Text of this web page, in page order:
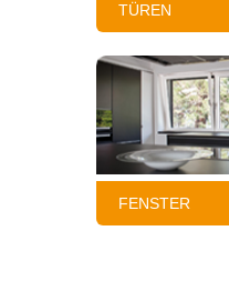
TÜREN
FENSTER